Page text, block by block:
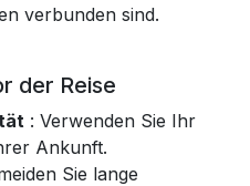
verbunden sind.
der Reise
: Verwenden Sie Ihr
Ankunft.
Sie lange